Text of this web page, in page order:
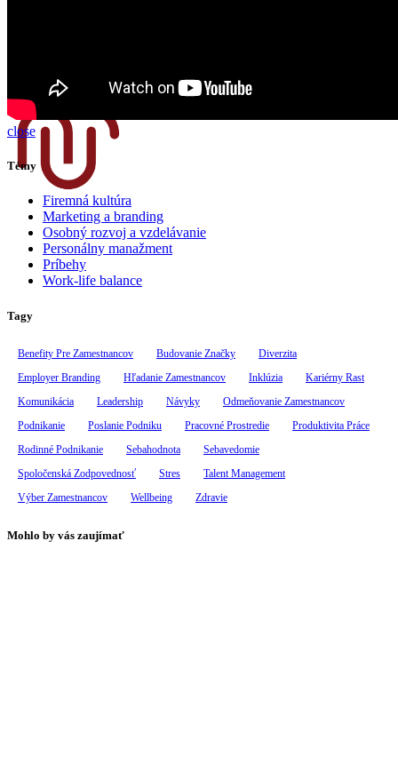
close
Témy
Firemná kultúra
Marketing a branding
Osobný rozvoj a vzdelávanie
Personálny manažment
Príbehy
Work-life balance
Tagy
Benefity Pre Zamestnancov Budovanie Značky
Diverzita
Employer Branding
Hľadanie Zamestnancov Inklúzia
Kariérny Rast
Komunikácia
Leadership Návyky
Odmeňovanie Zamestnancov
Podnikanie
Poslanie Podniku Pracovné Prostredie
Produktivita Práce
Rodinné Podnikanie
Sebahodnota
Sebavedomie
Spoločenská Zodpovednosť
Stres
Talent Management
Výber Zamestnancov
Wellbeing Zdravie
Mohlo by vás zaujímať